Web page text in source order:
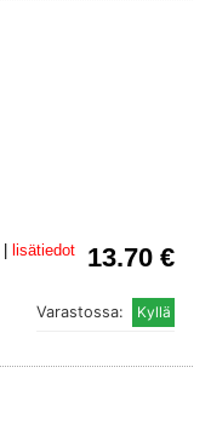
13.70 €
lisätiedot
Varastossa: